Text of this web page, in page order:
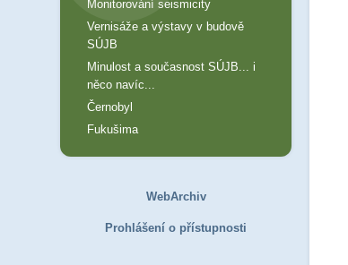
Monitorování seismicity
Vernisáže a výstavy v budově
SÚJB
Minulost a současnost SÚJB... i
něco navíc...
Černobyl
Fukušima
WebArchiv
Prohlášení o přístupnosti